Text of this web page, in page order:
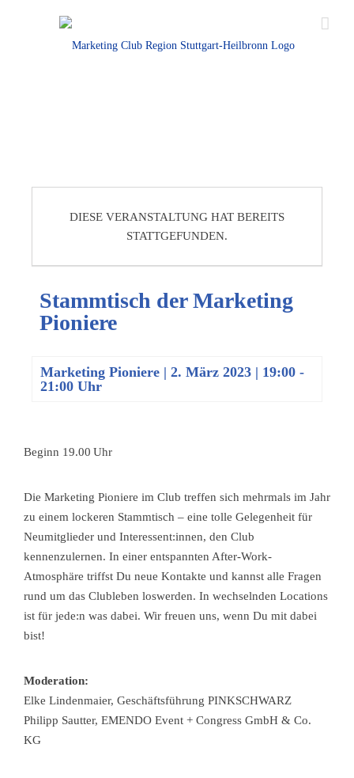
DIESE VERANSTALTUNG HAT BEREITS
STATTGEFUNDEN.
Stammtisch der Marketing
Pioniere
Marketing Pioniere | 2. März 2023 | 19:00 -
21:00 Uhr
Beginn 19.00 Uhr
Die Marketing Pioniere im Club treffen sich mehrmals im Jahr
zu einem lockeren Stammtisch – eine tolle Gelegenheit für
Neumitglieder und Interessent:innen, den Club
kennenzulernen. In einer entspannten After-Work-
Atmosphäre triffst Du neue Kontakte und kannst alle Fragen
rund um das Clubleben loswerden. In wechselnden Locations
ist für jede:n was dabei. Wir freuen uns, wenn Du mit dabei
bist!
Moderation:
Elke Lindenmaier, Geschäftsführung PINKSCHWARZ
Philipp Sautter, EMENDO Event + Congress GmbH & Co.
KG